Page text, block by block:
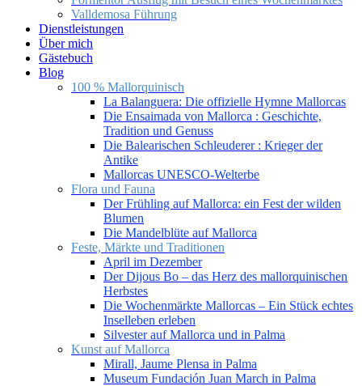
Valldemosa Führung
Dienstleistungen
Über mich
Gästebuch
Blog
100 % Mallorquinisch
La Balanguera: Die offizielle Hymne Mallorcas
Die Ensaimada von Mallorca : Geschichte,
Tradition und Genuss
Die Balearischen Schleuderer : Krieger der
Antike
Mallorcas UNESCO-Welterbe
Flora und Fauna
Der Frühling auf Mallorca: ein Fest der wilden
Blumen
Die Mandelblüte auf Mallorca
Feste, Märkte und Traditionen
April im Dezember
Der Dijous Bo – das Herz des mallorquinischen
Herbstes
Die Wochenmärkte Mallorcas – Ein Stück echtes
Inselleben erleben
Silvester auf Mallorca und in Palma
Kunst auf Mallorca
Mirall, Jaume Plensa in Palma
Museum Fundación Juan March in Palma